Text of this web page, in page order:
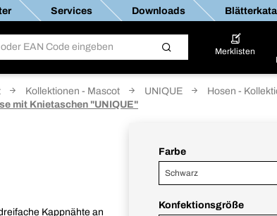
Services Downloads
Merklisten
Kollektionen - Mascot UNIQUE
Hosen -
mit Knietaschen "UNIQUE"
Kappnähte an
Farbe
Schwarz
Konfektionsgröße